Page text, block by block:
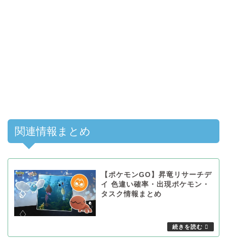
関連情報まとめ
【ポケモンGO】昇竜リサーチデ
イ 色違い確率・出現ポケモン・
タスク情報まとめ